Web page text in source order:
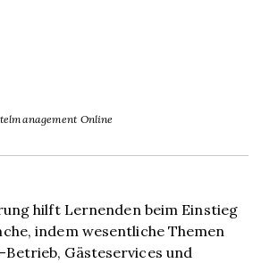
Online
hilft Lernenden beim Einstieg
indem wesentliche Themen
Gästeservices und